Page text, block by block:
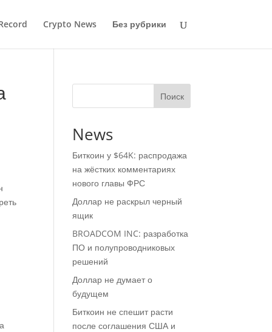
Crypto News Без рубрики
Поиск
News
Биткоин у $64K: распродажа
на жёстких комментариях
нового главы ФРС
Доллар не раскрыл черный
ящик
BROADCOM INC: разработка
ПО и полупроводниковых
решений
Доллар не думает о
будущем
Биткоин не спешит расти
после соглашения США и